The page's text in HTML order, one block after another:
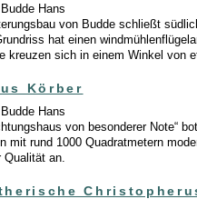
Hans
von Budde schließt
hat einen
kreuzen sich in einem Winkel von
Körber
Hans
von besonderer Note“
mit rund 1000 Quadratmetern
Qualität an.